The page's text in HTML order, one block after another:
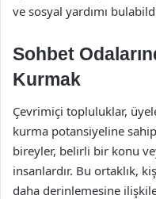
ve sosyal yardımı
Sohbet
Kurmak
Çevrimiçi topluluklar,
kurma potansiyeline
bireyler, belirli bir konu
insanlardır. Bu ortaklık,
daha derinlemesine